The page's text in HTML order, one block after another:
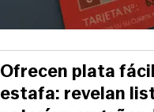
Ofrecen plata
estafa: revelan